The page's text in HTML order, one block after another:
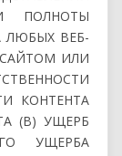
ПОЛНОТЫ
ЛЮБЫХ ВЕБ-
ИЛИ
КОНТЕНТА
(B) УЩЕРБ
УЩЕРБА